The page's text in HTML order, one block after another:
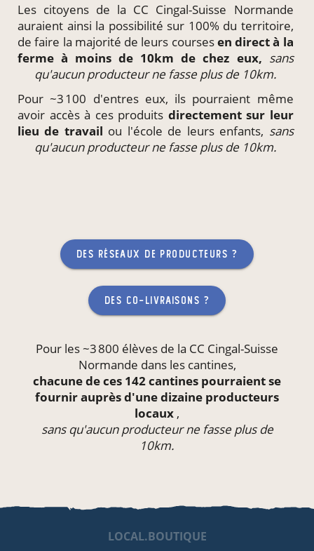
Les citoyens de la CC Cingal-Suisse Normande
auraient ainsi la possibilité sur 100% du territoire,
de faire la majorité de leurs coursesen direct à la
ferme à moins de 10km de chez eux, sans
qu'aucun producteur ne fasse plus de 10km.
Pour ~3 100 d'entres eux, ils pourraient même
avoir accès à ces produits directementsur leur
lieu de travail ou l'école de leurs enfants, sans
qu'aucun producteur ne fasse plus de 10km.
des réseaux de producteurs ?
des co-livraisons ?
Pour les ~3 800 élèves de la CC Cingal-Suisse
Normande dans les cantines,
chacune de ces 142 cantines pourraient se
fournir auprès d'une dizaine producteurs
locaux ,
sans qu'aucun producteur ne fasse plus de
10km.
LOCAL.BOUTIQUE